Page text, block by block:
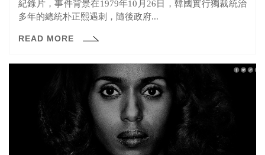
紀錄片，事件背景在1979年10月26日，韓國實行獨裁統治
多年的總統朴正熙遇刺，隨後政府...
READ MORE